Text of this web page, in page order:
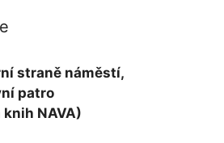
straně náměstí,
patro
NAVA)